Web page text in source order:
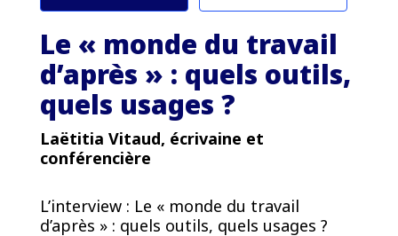
Le « monde du travail
d’après » : quels outils,
quels usages ?
Laëtitia Vitaud, écrivaine et
conférencière
L’interview : Le « monde du travail
d’après » : quels outils, quels usages ?
PREMIUM